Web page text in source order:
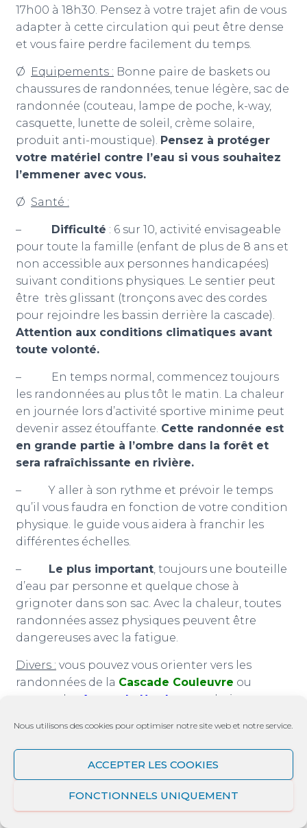
Nous utilisons des cookies pour optimiser notre site web et notre service.
ACCEPTER LES COOKIES
FONCTIONNELS UNIQUEMENT
17h00 à 18h30. Pensez à votre trajet afin de vous
adapter à cette circulation qui peut être dense
et vous faire perdre facilement du temps.
Ø Equipements : Bonne paire de baskets ou
chaussures de randonnées, tenue légère, sac de
randonnée (couteau, lampe de poche, k-way,
casquette, lunette de soleil, crème solaire,
produit anti-moustique). Pensez à protéger
votre matériel contre l’eau si vous souhaitez
l’emmener avec vous.
Ø Santé :
– Difficulté : 6 sur 10, activité envisageable
pour toute la famille (enfant de plus de 8 ans et
non accessible aux personnes handicapées)
suivant conditions physiques. Le sentier peut
être très glissant (tronçons avec des cordes
pour rejoindre les bassin derrière la cascade).
Attention aux conditions climatiques avant
toute volonté.
– En temps normal, commencez toujours
les randonnées au plus tôt le matin. La chaleur
en journée lors d’activité sportive minime peut
devenir assez étouffante. Cette randonnée est
en grande partie à l’ombre dans la forêt et
sera rafraîchissante en rivière.
– Y aller à son rythme et prévoir le temps
qu’il vous faudra en fonction de votre condition
physique. le guide vous aidera à franchir les
différentes échelles.
– Le plus important, toujours une bouteille
d’eau par personne et quelque chose à
grignoter dans son sac. Avec la chaleur, toutes
randonnées assez physiques peuvent être
dangereuses avec la fatigue.
Divers : vous pouvez vous orienter vers les
randonnées de la Cascade Couleuvre ou
encore des
Anses du Nord et vous baigner sur
l’Habitation Céron
Sur le retour, n’hésitez pas à vous arrêtez à la
plage du Carbetpour profiter du coucher de
soleil ou encore du glacier situé dans le bourg.